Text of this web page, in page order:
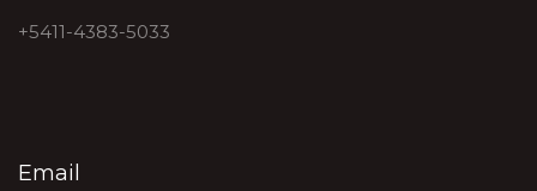
+5411-4383-5033
Email